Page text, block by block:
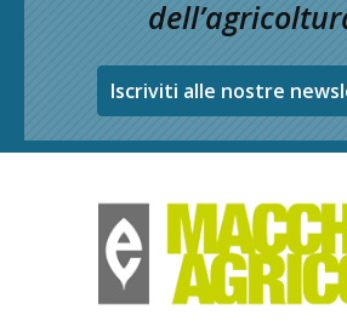
Iscriviti alle nostre